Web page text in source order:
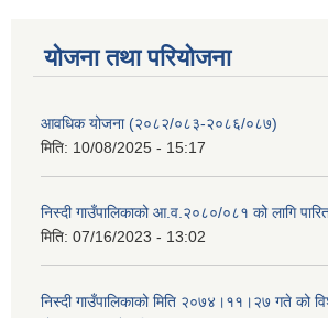
योजना तथा परियोजना
आवधिक योजना (२०८२/०८३-२०८६/०८७)
मिति: 10/08/2025 - 15:17
निस्दी गाउँपालिकाको आ.व.२०८०/०८१ को लागि
मिति: 07/16/2023 - 13:02
निस्दी गाउँपालिकाको मिति २०७४।११।२७ गते को